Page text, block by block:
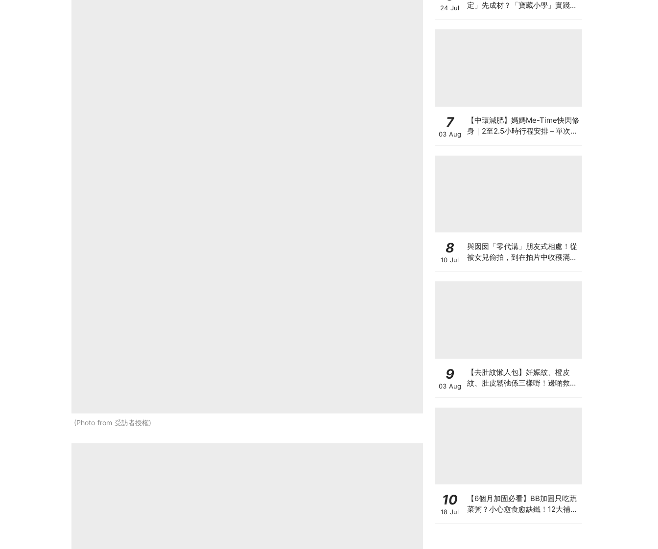
Photo from 受訪者授權
24 Jul
定」先成材？「寶藏小學」實踐動
7
03 Aug
【中環減肥】媽媽Me-Time快閃修
身｜2至2.5小時行程安排＋單次收
8
10 Jul
與囡囡「零代溝」朋友式相處！從
被女兒偷拍，到在拍片中收穫滿足
9
03 Aug
【去肚紋懶人包】妊娠紋、橙皮
紋、肚皮鬆弛係三樣嘢！邊啲救得
10
18 Jul
【6個月加固必看】BB加固只吃蔬
菜粥？小心愈食愈缺鐵！12大補鐵